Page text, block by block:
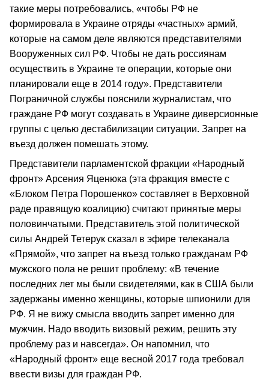
такие меры потребовались, «чтобы РФ не
формировала в Украине отряды «частных» армий,
которые на самом деле являются представителями
Вооруженных сил РФ. Чтобы не дать россиянам
осуществить в Украине те операции, которые они
планировали еще в 2014 году». Представители
Пограничной службы пояснили журналистам, что
граждане РФ могут создавать в Украине диверсионные
группы с целью дестабилизации ситуации. Запрет на
въезд должен помешать этому.
Представители парламентской фракции «Народный
фронт» Арсения Яценюка (эта фракция вместе с
«Блоком Петра Порошенко» составляет в Верховной
раде правящую коалицию) считают принятые меры
половинчатыми. Представитель этой политической
силы Андрей Тетерук сказал в эфире телеканала
«Прямой», что запрет на въезд только гражданам РФ
мужского пола не решит проблему: «В течение
последних лет мы были свидетелями, как в США были
задержаны именно женщины, которые шпионили для
РФ. Я не вижу смысла вводить запрет именно для
мужчин. Надо вводить визовый режим, решить эту
проблему раз и навсегда». Он напомнил, что
«Народный фронт» еще весной 2017 года требовал
ввести визы для граждан РФ.